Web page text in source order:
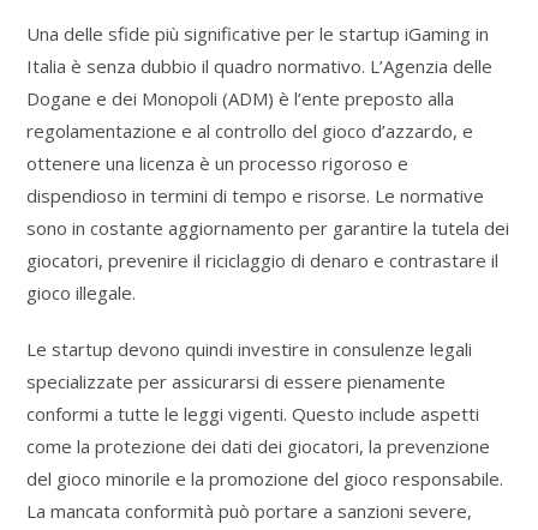
Una delle sfide più significative per le startup iGaming in
Italia è senza dubbio il quadro normativo. L’Agenzia delle
Dogane e dei Monopoli (ADM) è l’ente preposto alla
regolamentazione e al controllo del gioco d’azzardo, e
ottenere una licenza è un processo rigoroso e
dispendioso in termini di tempo e risorse. Le normative
sono in costante aggiornamento per garantire la tutela dei
giocatori, prevenire il riciclaggio di denaro e contrastare il
gioco illegale.
Le startup devono quindi investire in consulenze legali
specializzate per assicurarsi di essere pienamente
conformi a tutte le leggi vigenti. Questo include aspetti
come la protezione dei dati dei giocatori, la prevenzione
del gioco minorile e la promozione del gioco responsabile.
La mancata conformità può portare a sanzioni severe,